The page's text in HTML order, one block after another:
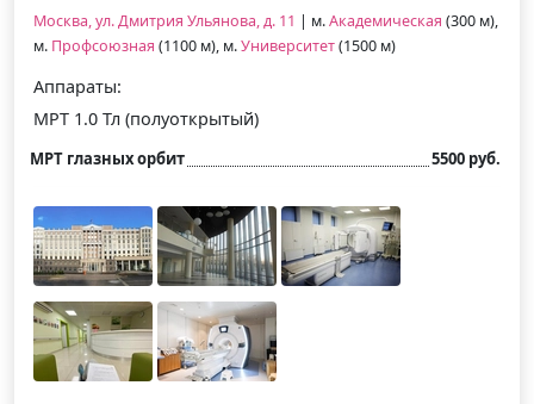
Москва, ул. Дмитрия Ульянова, д. 11 | м.Академическая (300 м),
м. Профсоюзная (1100 м), м.Университет(1500 м)
Аппараты:
МРТ 1.0 Тл (полуоткрытый)
МРТ глазных орбит 5500 руб.